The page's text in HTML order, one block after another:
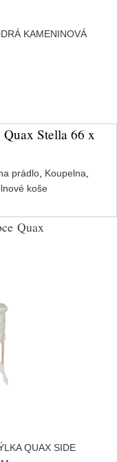
KAMENINOVÁ
Stella 66 x
prádlo, Koupelna
koše
Quax
QUAX SIDE